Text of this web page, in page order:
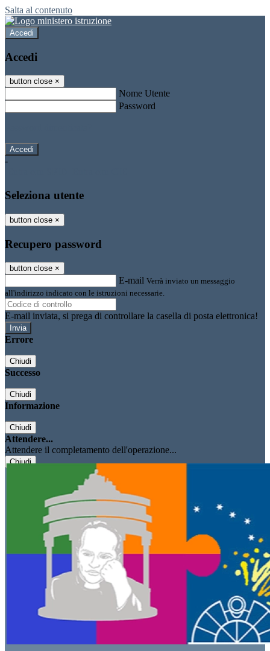
Salta al contenuto
Accedi
Accedi
button close ×
Nome Utente
Password
-
Seleziona utente
button close ×
Recupero password
button close ×
E-mail Verrà inviato un messaggio
all'indirizzo indicato con le istruzioni necessarie.
E-mail inviata, si prega di controllare la casella di posta elettronica!
Errore
Chiudi
Successo
Chiudi
Informazione
Chiudi
Attendere...
Attendere il completamento dell'operazione...
Chiudi